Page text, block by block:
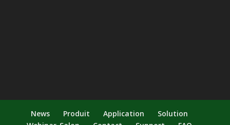
News Produit Application
Solution